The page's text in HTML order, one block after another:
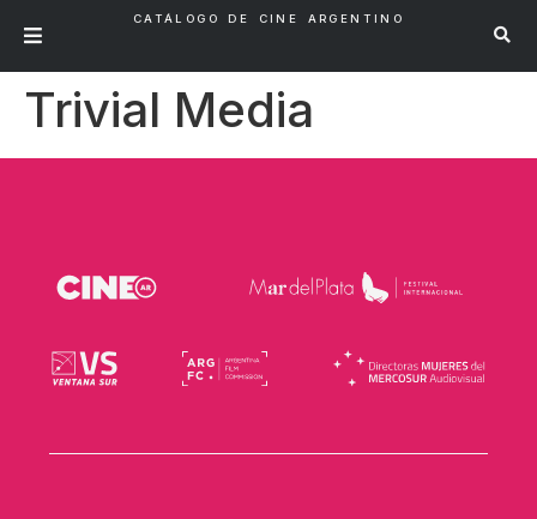
CATÁLOGO DE CINE ARGENTINO
Trivial Media